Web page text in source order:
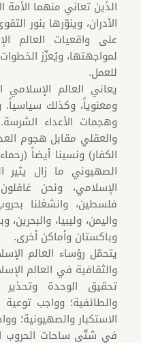
الذَین تعاني منهما
الأدران، وینوّرها بنور
على واقعیات العالم
لمواجهتها، ویُعزّز
للعمل.
یعاني العالم الإسلامي
ومعنوياً، وكذلك
وهجمات الأعداء
والعقلي مقابل هجوم
الکفار) ونسینا أیضاً
الصهیوني ما زال یثیر
الإسلامي، ونحن
فلسطین، وانشغلنا
والیمن، ولیبیا،
وباکستان وأماکن أخرى.
يتحمّل رؤساء العالم
والثقافية في العالم
تحقيق الوحدة وتحذير
والطائفية؛ وواجب
الاستكبار والصهيونية؛
في شتّی ساحات الحروب